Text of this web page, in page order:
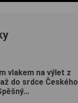
vlakem na výlet z
do srdce Českého